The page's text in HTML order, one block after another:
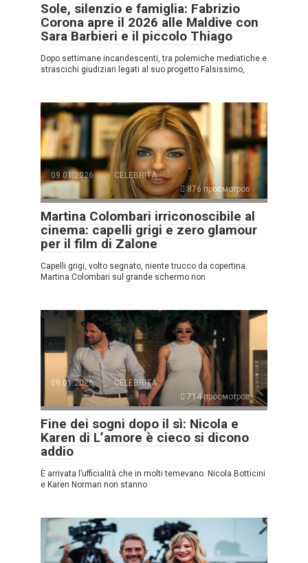
Sole, silenzio e famiglia: Fabrizio
Corona apre il 2026 alle Maldive con
Sara Barbieri e il piccolo Thiago
Dopo settimane incandescenti, tra polemiche mediatiche e
strascichi giudiziari legati al suo progetto Falsissimo,
09.01.2026
CELEBRITÀ
876 просмотров
Martina Colombari irriconoscibile al
cinema: capelli grigi e zero glamour
per il film di Zalone
Capelli grigi, volto segnato, niente trucco da copertina.
Martina Colombari sul grande schermo non
09.01.2026
CELEBRITÀ
714 просмотров
Fine dei sogni dopo il sì: Nicola e
Karen di L’amore è cieco si dicono
addio
È arrivata l’ufficialità che in molti temevano. Nicola Botticini
e Karen Norman non stanno